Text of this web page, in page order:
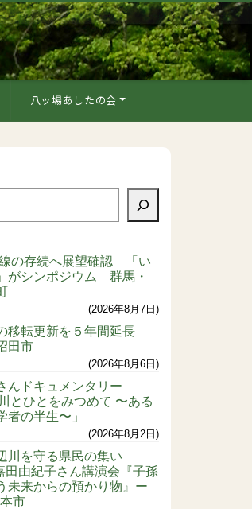
八ッ場あしたの会
の存続へ展望確認 「い
がシンポジウム 群馬・
2026年8月7日
移転更新を５年間延長
田市
2026年8月6日
んドキュメンタリー
とひとをみつめて 〜ある
者の半生〜」
2026年8月2日
川を守る県民の集い
田由紀子さん講演会『子孫
未来からの預かり物』ー
市